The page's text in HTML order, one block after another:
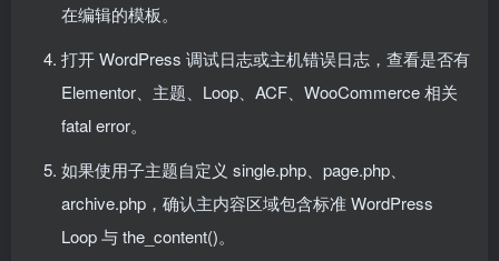
在编辑的模板。
打开 WordPress 调试日志或主机错误日志，查看是否有
Elementor、主题、Loop、ACF、WooCommerce 相关
fatal error。
如果使用子主题自定义 single.php、page.php、
archive.php，确认主内容区域包含标准 WordPress
Loop 与 the_content()。